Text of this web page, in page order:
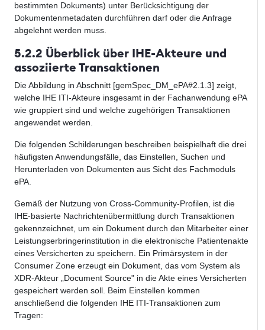
bestimmten Dokuments) unter Berücksichtigung der
Dokumentenmetadaten durchführen darf oder die Anfrage
abgelehnt werden muss.
5.2.2 Überblick über IHE-Akteure und
assoziierte Transaktionen
Die Abbildung in Abschnitt [gemSpec_DM_ePA#2.1.3] zeigt,
welche IHE ITI-Akteure insgesamt in der Fachanwendung ePA
wie gruppiert sind und welche zugehörigen Transaktionen
angewendet werden.
Die folgenden Schilderungen beschreiben beispielhaft die drei
häufigsten Anwendungsfälle, das Einstellen, Suchen und
Herunterladen von Dokumenten aus Sicht des Fachmoduls
ePA.
Gemäß der Nutzung von Cross-Community-Profilen, ist die
IHE-basierte Nachrichtenübermittlung durch Transaktionen
gekennzeichnet, um ein Dokument durch den Mitarbeiter einer
Leistungserbringerinstitution in die elektronische Patientenakte
eines Versicherten zu speichern. Ein Primärsystem in der
Consumer Zone erzeugt ein Dokument, das vom System als
XDR-Akteur „Document Source" in die Akte eines Versicherten
gespeichert werden soll. Beim Einstellen kommen
anschließend die folgenden IHE ITI-Transaktionen zum
Tragen: